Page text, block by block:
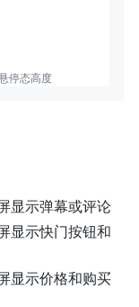
停态高度
显示弹幕或评论
显示快门按钮和
显示价格和购买